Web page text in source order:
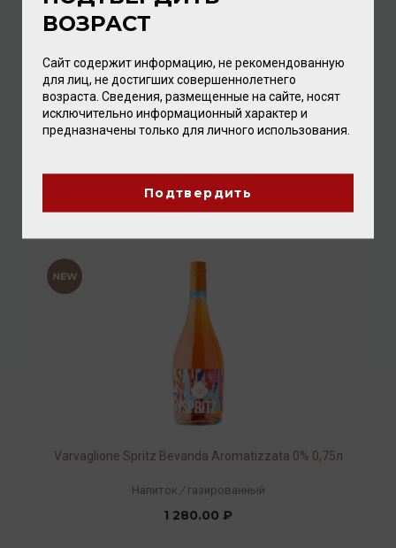
Freixenet 0.0% 0,75л (Alcohol Free)
Вино безалкогольное/ белое
1 200.00 ₽
Varvaglione Spritz Bevanda Aromatizzata 0% 0,75л
Напиток / газированный
1 280.00 ₽
ВОЗРАСТ
Сайт содержит информацию, не рекомендованную
для лиц, не достигших совершеннолетнего
возраста. Сведения, размещенные на сайте, носят
исключительно информационный характер и
предназначены только для личного использования.
Подтвердить